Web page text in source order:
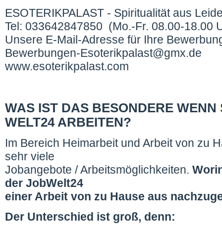
ESOTERIKPALAST - Spiritualität aus
Tel: 033642847850 (Mo.-Fr. 08.00-18.00
Unsere E-Mail-Adresse für Ihre
Bewerbungen-Esoterikpalast@gmx.de
www.esoterikpalast.com
WAS IST DAS BESONDERE
WELT24 ARBEITEN?
Im Bereich Heimarbeit und Arbeit von zu
sehr viele
Jobangebote / Arbeitsmöglichkeiten.
der JobWelt24
einer Arbeit von zu Hause aus
Der Unterschied ist groß, denn: